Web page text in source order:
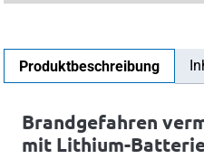
Produktbeschreibung
Brandgefahren
mit Lithium-